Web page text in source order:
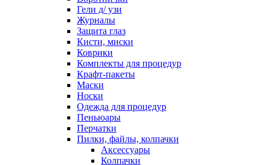
Гели д/ узи
Журналы
Защита глаз
Кисти, миски
Коврики
Комплекты для процедур
Крафт-пакеты
Маски
Носки
Одежда для процедур
Пеньюары
Перчатки
Пилки, файлы, колпачки
Аксессуары
Колпачки